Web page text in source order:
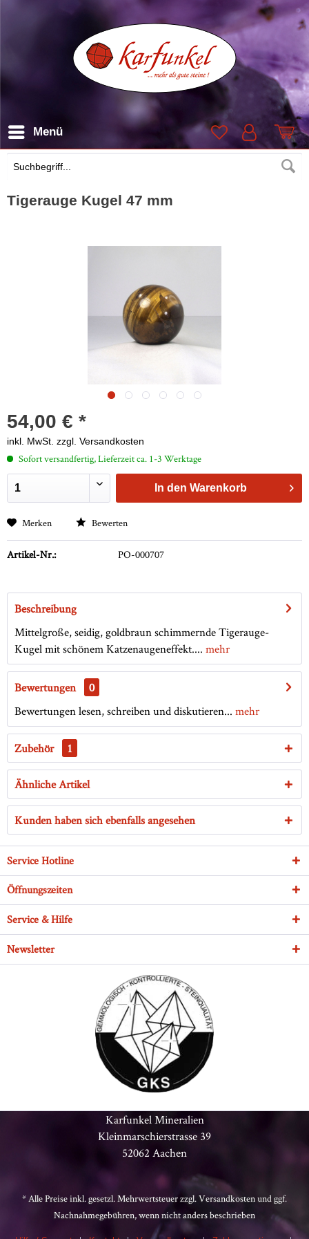
Suchen
Menü
Tigerauge Kugel 47 mm
54,00 € *
inkl. MwSt. zzgl. Versandkosten
Sofort versandfertig, Lieferzeit ca. 1-3 Werktage
In den Warenkorb
Merken Bewerten
Artikel-Nr.: PO-000707
Beschreibung
Mittelgroße, seidig, goldbraun schimmernde Tigerauge-
Kugel mit schönem Katzenaugeneffekt.... mehr
Bewertungen
0
Bewertungen lesen, schreiben und diskutieren... mehr
Zubehör 1
Ähnliche Artikel
Kunden haben sich ebenfalls angesehen
Service Hotline
Öffnungszeiten
Service & Hilfe
Newsletter
Karfunkel Mineralien
Kleinmarschierstrasse 39
52062 Aachen
* Alle Preise inkl. gesetzl. Mehrwertsteuer zzgl.Versandkostenund ggf.
Nachnahmegebühren, wenn nicht anders beschrieben